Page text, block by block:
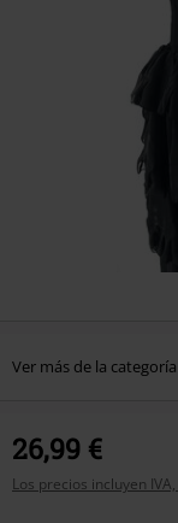
Ver más de la
26,99 €
Los precios incluyen